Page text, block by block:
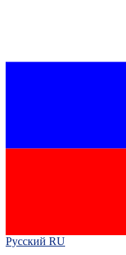
Русский RU‎